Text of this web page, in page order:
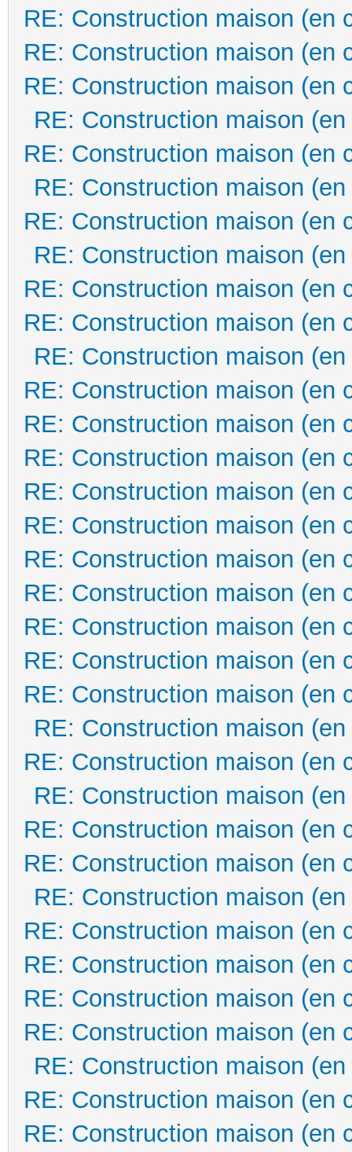
RE: Construction maison (en
RE: Construction maison (en
RE: Construction maison (en
RE: Construction maison
RE: Construction maison (en
RE: Construction maison
RE: Construction maison (en
RE: Construction maison
RE: Construction maison (en
RE: Construction maison (en
RE: Construction maison
RE: Construction maison (en
RE: Construction maison (en
RE: Construction maison (en
RE: Construction maison (en
RE: Construction maison (en
RE: Construction maison (en
RE: Construction maison (en
RE: Construction maison (en
RE: Construction maison (en
RE: Construction maison (en
RE: Construction maison
RE: Construction maison (en
RE: Construction maison
RE: Construction maison (en
RE: Construction maison (en
RE: Construction maison
RE: Construction maison (en
RE: Construction maison (en
RE: Construction maison (en
RE: Construction maison (en
RE: Construction maison
RE: Construction maison (en
RE: Construction maison (en